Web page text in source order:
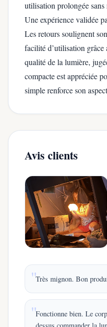
utilisation prolongée sans
Une expérience validée
Les retours soulignent son
facilité d’utilisation grâce
qualité de la lumière,
compacte est appréciée
simple renforce son
Avis clients
Très mignon. Bon
Fonctionne bien. Le